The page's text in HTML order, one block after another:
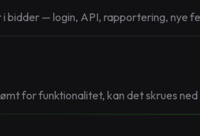
bidder — login, API, rapportering, nye
for funktionalitet, kan det skrues ned